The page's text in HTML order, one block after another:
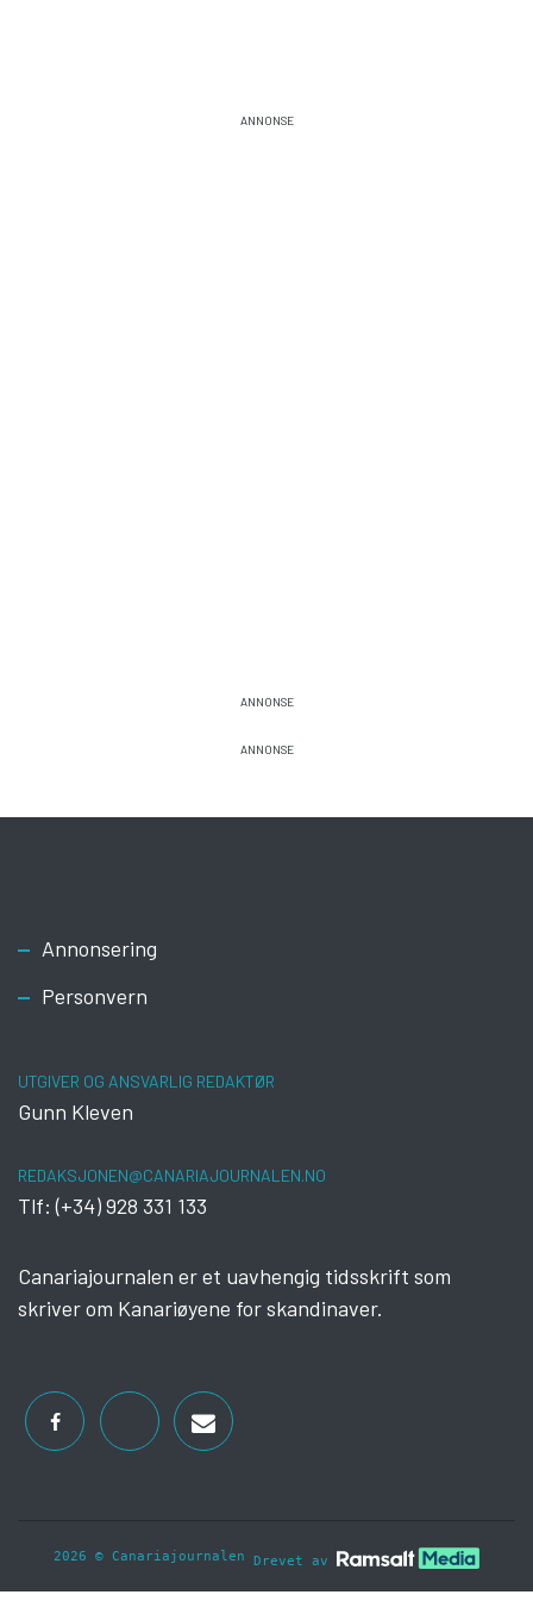
Footer
Annonsering
Personvern
UTGIVER OG ANSVARLIG REDAKTØR
Gunn Kleven
REDAKSJONEN@CANARIAJOURNALEN.NO
Tlf: (+34) 928 331 133
Canariajournalen er et uavhengig tidsskrift som
skriver om Kanariøyene for skandinaver.
2026 © Canariajournalen Drevet av